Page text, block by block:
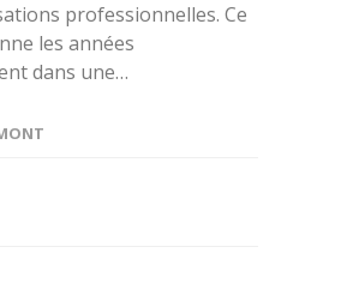
professionnelles. Ce
les années
dans une…